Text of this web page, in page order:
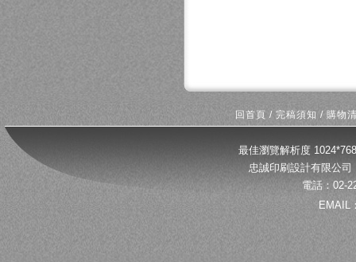
回首頁 /完稿須知 /購物
最佳瀏覽解析度
忠誠印刷設計有限公
電話：02-
EMAIL